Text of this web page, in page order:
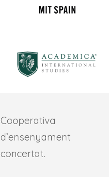
Cooperativa
d’ensenyament
concertat.